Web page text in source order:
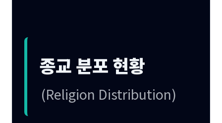
종교 분포 현황
(Religion Distribution)